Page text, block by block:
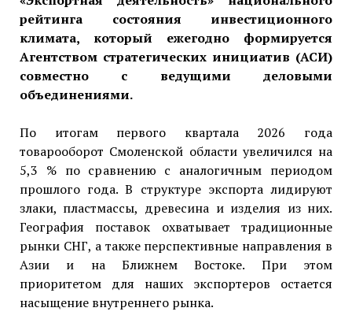
рейтинга состояния инвестиционного
климата, который ежегодно формируется
Агентством стратегических инициатив (АСИ)
совместно с ведущими деловыми
объединениями.
По итогам первого квартала 2026 года
товарооборот Смоленской области увеличился на
5,3 % по сравнению с аналогичным периодом
прошлого года. В структуре экспорта лидируют
злаки, пластмассы, древесина и изделия из них.
География поставок охватывает традиционные
рынки СНГ, а также перспективные направления в
Азии и на Ближнем Востоке. При этом
приоритетом для наших экспортеров остается
насыщение внутреннего рынка.